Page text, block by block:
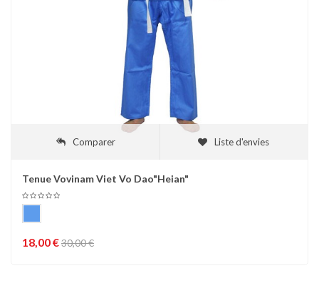
Comparer Liste d'envies
Tenue Vovinam Viet Vo Dao"Heian"
18,00 €30,00 €